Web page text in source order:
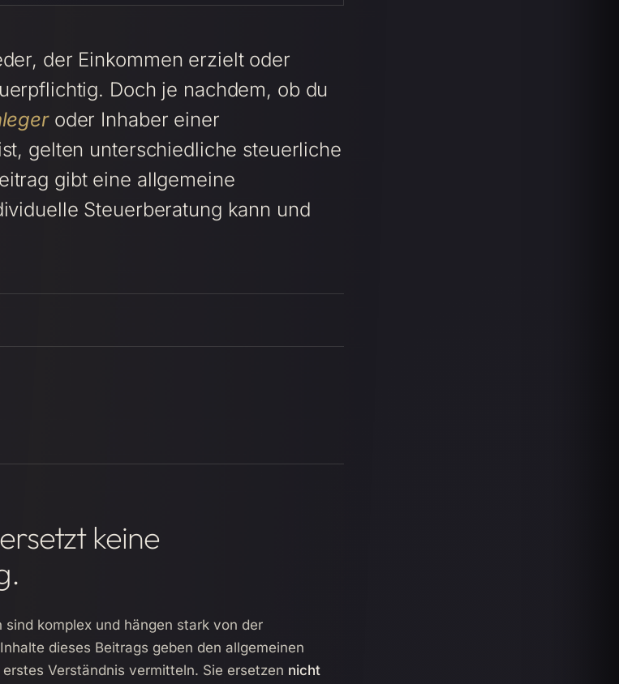
der Einkommen erzielt oder
Doch je nachdem, ob du
oder Inhaber einer
gelten unterschiedliche steuerliche
gibt eine allgemeine
Steuerberatung kann und
keine
komplex und hängen stark von der
dieses Beitrags geben den allgemeinen
Verständnis vermitteln. Sie ersetzen nicht